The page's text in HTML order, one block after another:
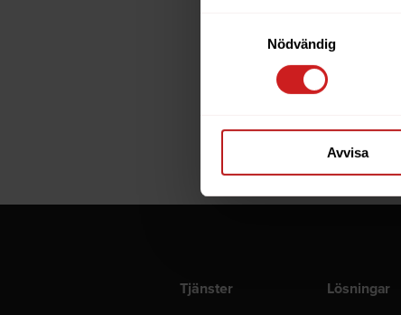
Nödvändig
Avvisa
the website
If you are
Tjänster Lösningar